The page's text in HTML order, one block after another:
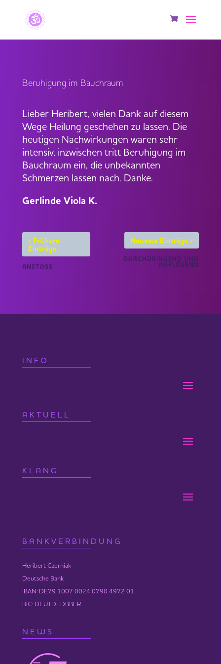
Beruhigung im Bauchraum
Lieber Heribert, vielen Dank auf diesem
Wege Heilung geschehen zu lassen. Die
heutigen Nachwirkungen waren sehr
intensiv, inzwischen tritt Beruhigung im
Bauchraum ein, die unbekannten
Schmerzen lassen nach. Danke.
Gerlinde Viola K.
‹ Frühere
Einträge
ANSTOSS
Neueste Einträge›
DURCHDRINGEND UND
AUFLÖSEND
INFO
AKTUELL
KLANG
BANKVERBINDUNG
Heribert Czerniak
Deutsche Bank
IBAN: DE79 1007 0024 0790 4972 01
BIC: DEUTDEDBBER
NEWS